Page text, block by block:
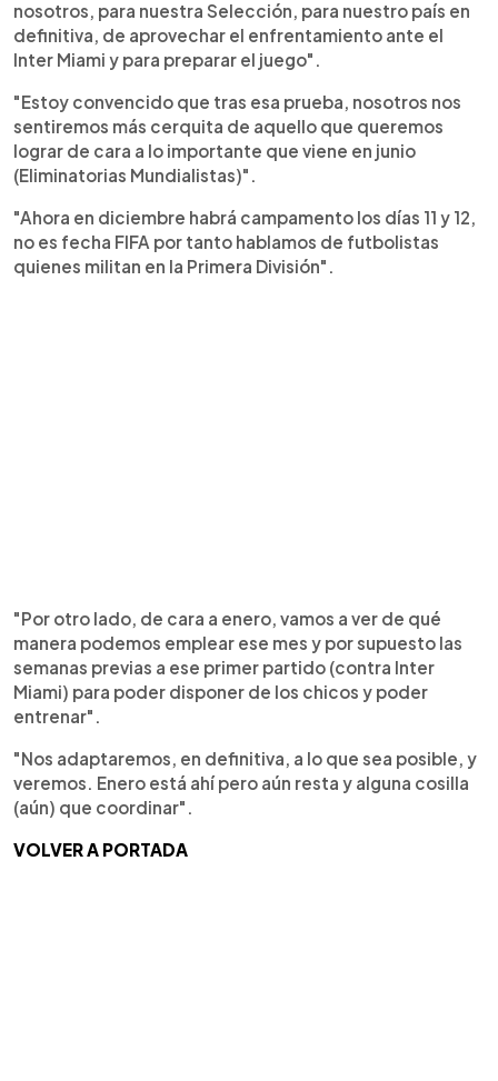
nosotros, para nuestra Selección, para nuestro país en
definitiva, de aprovechar el enfrentamiento ante el
Inter Miami y para preparar el juego".
"Estoy convencido que tras esa prueba, nosotros nos
sentiremos más cerquita de aquello que queremos
lograr de cara a lo importante que viene en junio
(Eliminatorias Mundialistas)".
"Ahora en diciembre habrá campamento los días 11 y 12,
no es fecha FIFA por tanto hablamos de futbolistas
quienes militan en la Primera División".
"Por otro lado, de cara a enero, vamos a ver de qué
manera podemos emplear ese mes y por supuesto las
semanas previas a ese primer partido (contra Inter
Miami) para poder disponer de los chicos y poder
entrenar".
"Nos adaptaremos, en definitiva, a lo que sea posible, y
veremos. Enero está ahí pero aún resta y alguna cosilla
(aún) que coordinar".
VOLVER A PORTADA